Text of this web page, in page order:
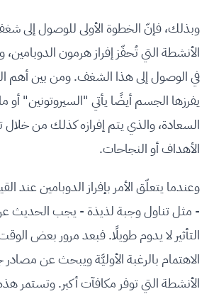
وبذلك، فإنّ الخطوة الأولى للوصول إلى
الأنشطة التي تُحفّز إفراز هرمون
في الوصول إلى هذا الشغف. ومن بين أهم
يفرزها الجسم أيضًا يأتي "السيروتونين" أو
السعادة، والذي يتم إفرازه كذلك من خلال
الأهداف أو النجاحات.
وعندما يتعلّق الأمر بإفراز الدوبامين عند
- مثل تناول وجبة لذيذة - يجب الحديث
التأثير لا يدوم طويلًا. فبعد مرور بعض
الاهتمام بالرغبة الأوليَّة ويبحث عن
الأنشطة التي توفر مكافآت أكبر. وتستمر